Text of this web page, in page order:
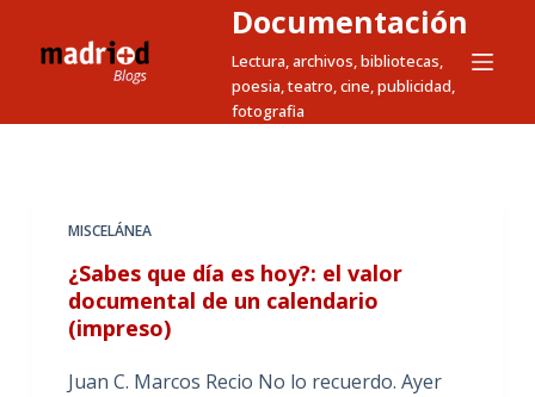
t
Documentación
Lectura, archivos, bibliotecas,
poesia, teatro, cine, publicidad,
fotografia
MISCELÁNEA
¿Sabes que día es hoy?: el valor
documental de un calendario
(impreso)
Juan C. Marcos Recio No lo recuerdo. Ayer